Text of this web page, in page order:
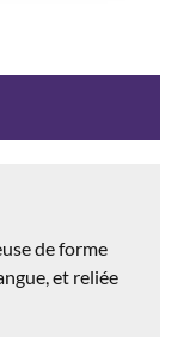
de forme
et reliée